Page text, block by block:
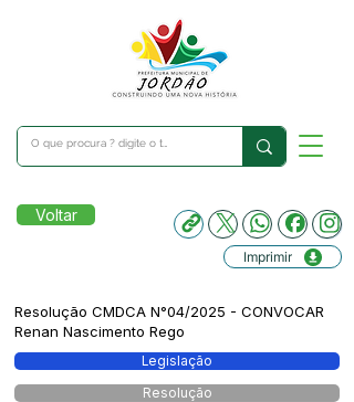
Voltar
Imprimir
Resolução CMDCA N°04/2025 - CONVOCAR
Renan Nascimento Rego
Legislação
Resolução